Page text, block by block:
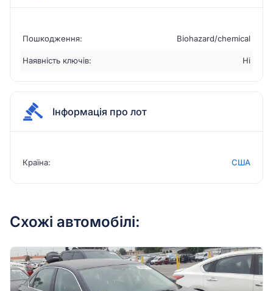
Пошкодження: Biohazard/chemical
Наявність ключів: Ні
Інформація про лот
Країна: США
Схожі автомобілі: